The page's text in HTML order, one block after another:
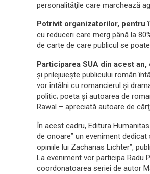
personalităţile care marchează
Potrivit organizatorilor, pentru
cu reduceri care merg până la
de carte de care publicul se
Participarea SUA din acest
şi prilejuieşte publicului român
vor întâlni cu romancierul şi
politic; poeta şi autoarea de
Rawal – apreciată autoare de
În acest cadru, Editura
de onoare” un eveniment
opiniile lui Zacharias Lichter”,
La eveniment vor participa Radu
coordonatoarea seriei de autor